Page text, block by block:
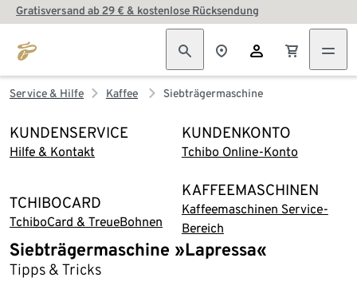
Gratisversand ab 29 € & kostenlose Rücksendung
Service & Hilfe Kaffee Siebträgermaschine
KUNDENSERVICE
Hilfe & Kontakt
KUNDENKONTO
Tchibo Online-Konto
TCHIBOCARD
TchiboCard & TreueBohnen
KAFFEEMASCHINEN
Kaffeemaschinen Service-
Bereich
Siebträgermaschine »Lapressa«
Tipps & Tricks